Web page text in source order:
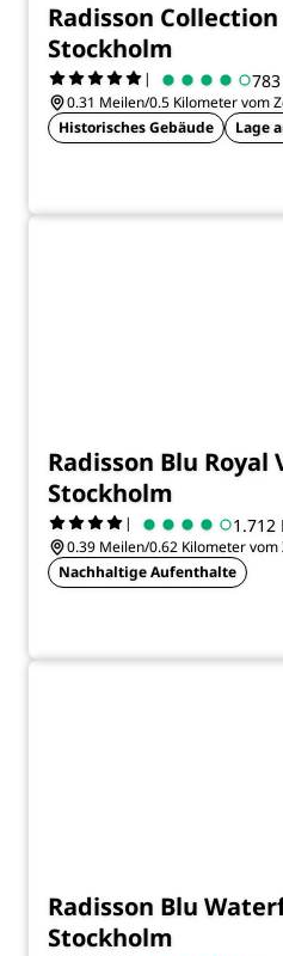
Radisson
Stockholm
|
0.31 Meilen/0.5 Kilometer vom
entfernt
Historisches Gebäude Lage
Radisson Blu
Stockholm
| 1.712
0.39 Meilen/0.62 Kilometer
entfernt
Nachhaltige Aufenthalte
Radisson Blu
Stockholm